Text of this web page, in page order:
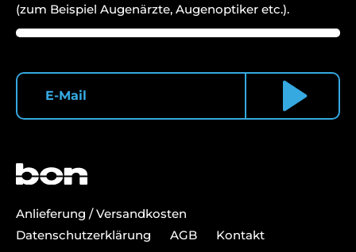
(zum Beispiel Augenärzte, Augenoptiker etc.).
Anlieferung / Versandkosten
Datenschutzerklärung
AGB
Kontakt